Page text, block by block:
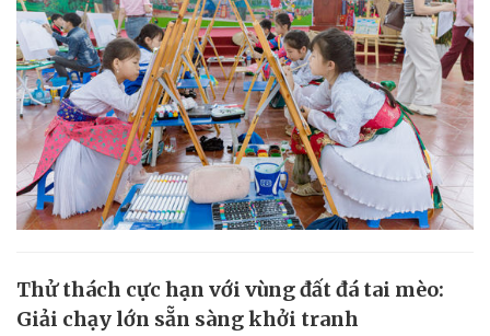
Thử thách cực hạn với vùng đất đá tai mèo:
Giải chạy lớn sẵn sàng khởi tranh